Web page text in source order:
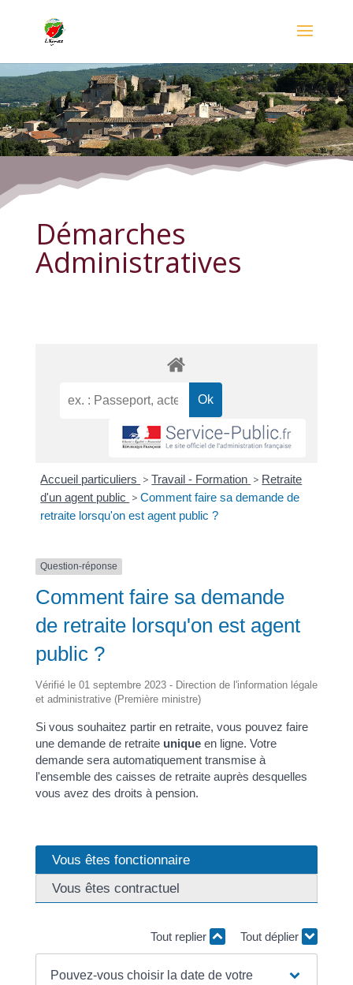
Démarches Administratives
Démarches
Administratives
Accueil particuliers > Travail - Formation > Retraite
d'un agent public > Comment faire sa demande de
retraite lorsqu'on est agent public ?
Question-réponse
Comment faire sa demande
de retraite lorsqu'on est agent
public ?
Vérifié le 01 septembre 2023 - Direction de l'information légale
et administrative (Première ministre)
Si vous souhaitez partir en retraite, vous pouvez faire
une demande de retraite uniqueen ligne. Votre
demande sera automatiquement transmise à
l'ensemble des caisses de retraite auprès desquelles
vous avez des droits à pension.
Vous êtes fonctionnaire
Vous êtes contractuel
Tout replier Tout déplier
Pouvez-vous choisir la date de votre